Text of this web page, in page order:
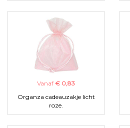
Vanaf € 0,83
Organza cadeauzakje licht
roze.